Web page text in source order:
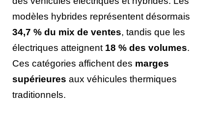
modèles hybrides représentent désormais
34,7 % du mix de ventes, tandis que les
électriques atteignent 18 % des volumes.
Ces catégories affichent des marges
supérieures aux véhicules thermiques
traditionnels.